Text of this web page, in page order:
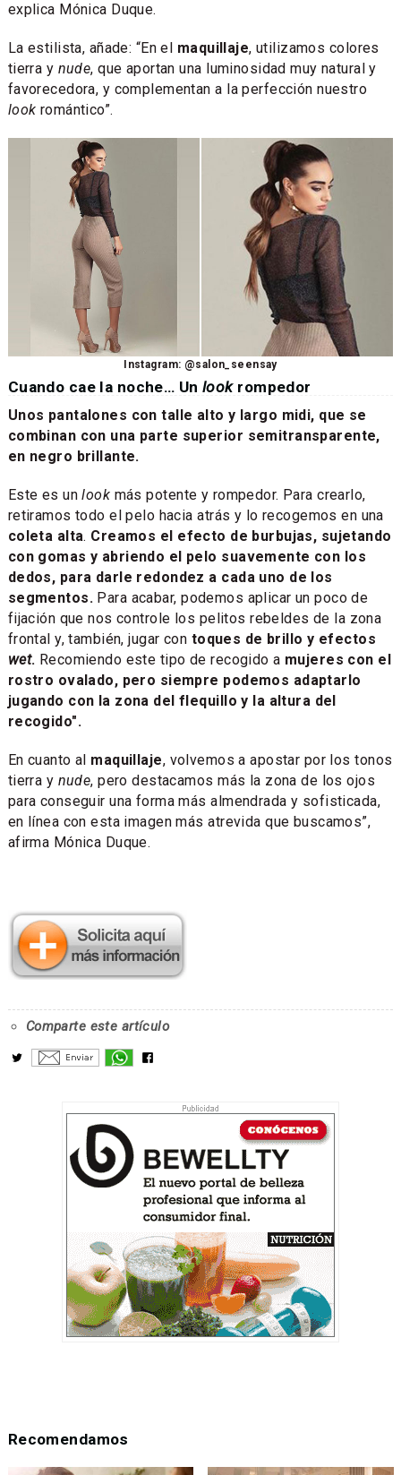
explica Mónica Duque.
La estilista, añade: “En el maquillaje, utilizamos colores
tierra y nude, que aportan una luminosidad muy natural y
favorecedora, y complementan a la perfección nuestro
look romántico”.
Instagram: @salon_seensay
Cuando cae la noche… Unlookrompedor
Unos pantalones con talle alto y largo midi, que se
combinan con una parte superior semitransparente,
en negro brillante.
Este es unlook más potente y rompedor. Para crearlo,
retiramos todo el pelo hacia atrás y lo recogemos en una
coleta alta. Creamos el efecto de burbujas, sujetando
con gomas y abriendo el pelo suavemente con los
dedos, para darle redondez a cada uno de los
segmentos. Para acabar, podemos aplicar un poco de
fijación que nos controle los pelitos rebeldes de la zona
frontal y, también, jugar con toques de brillo y efectos
wet. Recomiendo este tipo de recogido a mujeres con el
rostro ovalado, pero siempre podemos adaptarlo
jugando con la zona del flequillo y la altura del
recogido".
En cuanto al maquillaje, volvemos a apostar por los tonos
tierra y nude, pero destacamos más la zona de los ojos
para conseguir una forma más almendrada y sofisticada,
en línea con esta imagen más atrevida que buscamos”,
afirma Mónica Duque.
Comparte este artículo
Recomendamos